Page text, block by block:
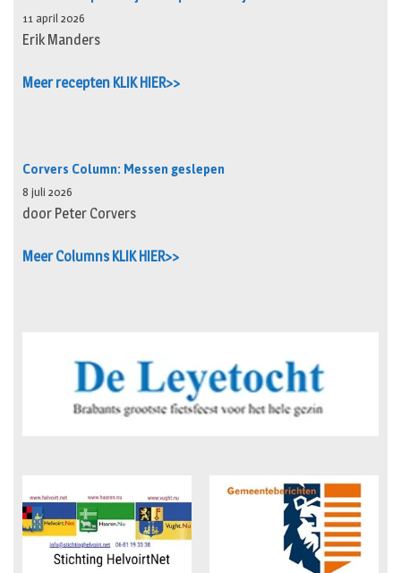
11 april 2026
Erik Manders
Meer recepten KLIK HIER>>
Corvers Column: Messen geslepen
8 juli 2026
door Peter Corvers
Meer Columns KLIK HIER>>